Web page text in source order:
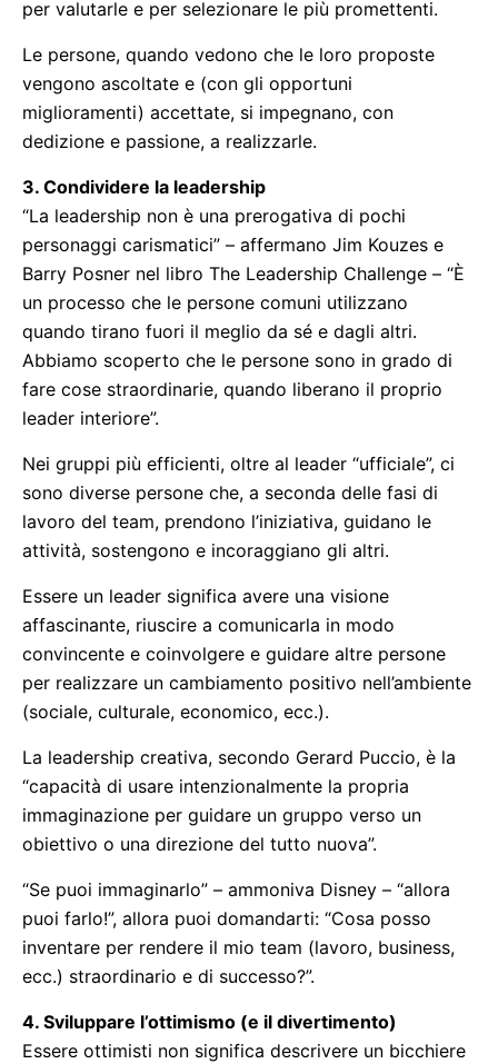
per valutarle e per selezionare le più promettenti.
Le persone, quando vedono che le loro proposte
vengono ascoltate e (con gli opportuni
miglioramenti) accettate, si impegnano, con
dedizione e passione, a realizzarle.
3. Condividere la leadership
“La leadership non è una prerogativa di pochi
personaggi carismatici” – affermano Jim Kouzes e
Barry Posner nel libro The Leadership Challenge – “È
un processo che le persone comuni utilizzano
quando tirano fuori il meglio da sé e dagli altri.
Abbiamo scoperto che le persone sono in grado di
fare cose straordinarie, quando liberano il proprio
leader interiore”.
Nei gruppi più efficienti, oltre al leader “ufficiale”, ci
sono diverse persone che, a seconda delle fasi di
lavoro del team, prendono l’iniziativa, guidano le
attività, sostengono e incoraggiano gli altri.
Essere un leader significa avere una visione
affascinante, riuscire a comunicarla in modo
convincente e coinvolgere e guidare altre persone
per realizzare un cambiamento positivo nell’ambiente
(sociale, culturale, economico, ecc.).
La leadership creativa, secondo Gerard Puccio, è la
“capacità di usare intenzionalmente la propria
immaginazione per guidare un gruppo verso un
obiettivo o una direzione del tutto nuova”.
“Se puoi immaginarlo” – ammoniva Disney – “allora
puoi farlo!”, allora puoi domandarti: “Cosa posso
inventare per rendere il mio team (lavoro, business,
ecc.) straordinario e di successo?”.
4. Sviluppare l’ottimismo (e il divertimento)
Essere ottimisti non significa descrivere un bicchiere